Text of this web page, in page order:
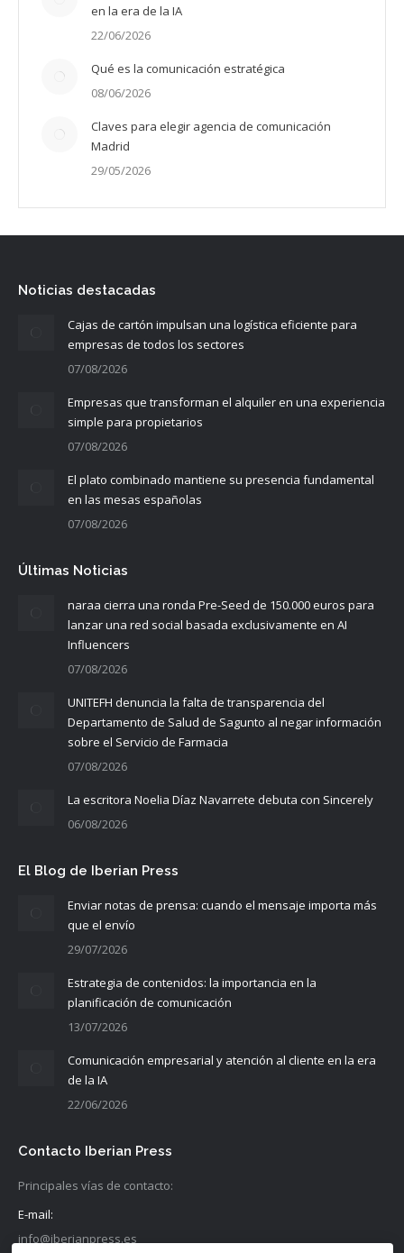
en la era de la IA
22/06/2026
Qué es la comunicación estratégica
08/06/2026
Claves para elegir agencia de comunicación
Madrid
29/05/2026
Noticias destacadas
Cajas de cartón impulsan una logística eficiente para
empresas de todos los sectores
07/08/2026
Empresas que transforman el alquiler en una experiencia
simple para propietarios
07/08/2026
El plato combinado mantiene su presencia fundamental
en las mesas españolas
07/08/2026
Últimas Noticias
naraa cierra una ronda Pre-Seed de 150.000 euros para
lanzar una red social basada exclusivamente en AI
Influencers
07/08/2026
UNITEFH denuncia la falta de transparencia del
Departamento de Salud de Sagunto al negar información
sobre el Servicio de Farmacia
07/08/2026
La escritora Noelia Díaz Navarrete debuta con Sincerely
06/08/2026
El Blog de Iberian Press
Enviar notas de prensa: cuando el mensaje importa más
que el envío
29/07/2026
Estrategia de contenidos: la importancia en la
planificación de comunicación
13/07/2026
Comunicación empresarial y atención al cliente en la era
de la IA
22/06/2026
Contacto Iberian Press
Principales vías de contacto:
E-mail:
info@iberianpress.es